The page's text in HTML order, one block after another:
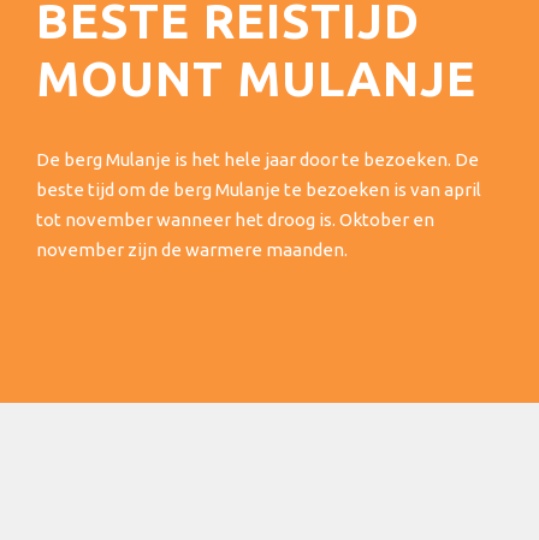
BESTE REISTIJD
MOUNT MULANJE
De berg Mulanje is het hele jaar door te bezoeken. De
beste tijd om de berg Mulanje te bezoeken is van april
tot november wanneer het droog is. Oktober en
november zijn de warmere maanden.